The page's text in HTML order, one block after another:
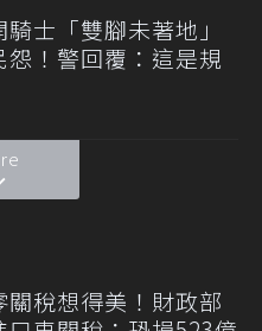
士「雙腳未著地」
怨！警回覆：這是規
關稅想得美！財政部